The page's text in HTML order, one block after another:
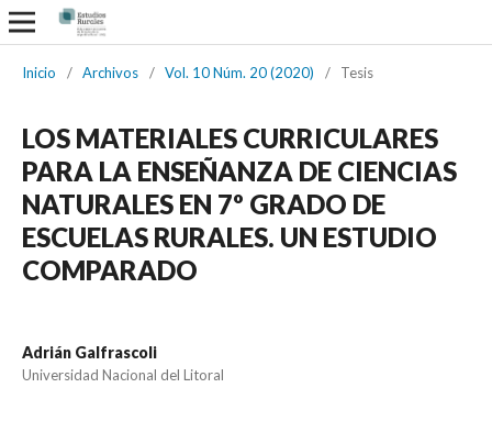
Inicio / Archivos / Vol. 10 Núm. 20 (2020) / Tesis
LOS MATERIALES CURRICULARES
PARA LA ENSEÑANZA DE CIENCIAS
NATURALES EN 7º GRADO DE
ESCUELAS RURALES. UN ESTUDIO
COMPARADO
Adrián Galfrascoli
Universidad Nacional del Litoral